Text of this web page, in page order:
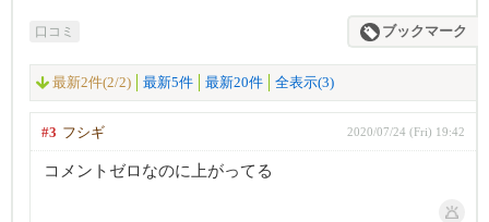
口コミ ブックマーク
最新2件(2/2) 最新5件 最新20件 全表示(3)
#3 フシギ 2020/07/24 (Fri) 19:42
コメントゼロなのに上がってる